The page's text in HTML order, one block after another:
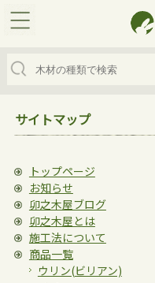
ウリン（ビリアン）
イペ
アマゾンジャラ
イタウバネオ（グラビア）
イタウバ
クマル（イペグランデ）
セランガンバツ
フローリング
ウッドデッキ用ビス
ソフトウッド
オーストラリア サイプレス
レッドシダー
人口再生木材
ルチアウッド
お知らせ
サイトマップ
トップページ
お知らせ
卯之木屋ブログ
卯之木屋とは
施工法について
商品一覧
ウリン(ビリアン)